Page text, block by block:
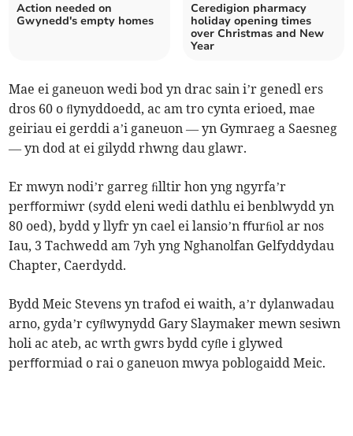
Action needed on
Gwynedd's empty homes
Ceredigion pharmacy
holiday opening times
over Christmas and New
Year
Mae ei ganeuon wedi bod yn drac sain i’r genedl ers
dros 60 o ﬂynyddoedd, ac am tro cynta erioed, mae
geiriau ei gerddi a’i ganeuon — yn Gymraeg a Saesneg
— yn dod at ei gilydd rhwng dau glawr.
Er mwyn nodi’r garreg ﬁlltir hon yng ngyrfa’r
perﬀormiwr (sydd eleni wedi dathlu ei benblwydd yn
80 oed), bydd y llyfr yn cael ei lansio’n ﬀurﬁol ar nos
Iau, 3 Tachwedd am 7yh yng Nghanolfan Gelfyddydau
Chapter, Caerdydd.
Bydd Meic Stevens yn trafod ei waith, a’r dylanwadau
arno, gyda’r cyﬂwynydd Gary Slaymaker mewn sesiwn
holi ac ateb, ac wrth gwrs bydd cyﬂe i glywed
perﬀormiad o rai o ganeuon mwya poblogaidd Meic.